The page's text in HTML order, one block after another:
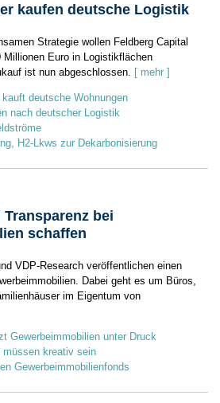
kaufen deutsche Logistik
Strategie wollen Feldberg Capital
Millionen Euro in Logistikflächen
ist nun abgeschlossen. [ mehr ]
deutsche Wohnungen
nach deutscher Logistik
H2-Lkws zur Dekarbonisierung
bei
schaffen
VDP-Research veröffentlichen einen
Dabei geht es um Büros,
im Eigentum von
Gewerbeimmobilien unter Druck
müssen kreativ sein
Gewerbeimmobilienfonds